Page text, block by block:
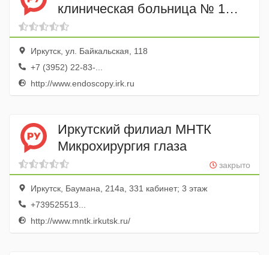
клиническая больница № 1
Эндоскопическое отделение
Иркутск, ул. Байкальская, 118
+7 (3952) 22-83-...
http://www.endoscopy.irk.ru
Иркутский филиал МНТК
Микрохирургия глаза
закрыто
Иркутск, Баумана, 214а, 331 кабинет; 3 этаж
+739525513...
http://www.mntk.irkutsk.ru/